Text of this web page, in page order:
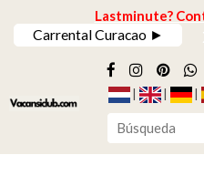
Lastminute?
Carrental Curacao ►